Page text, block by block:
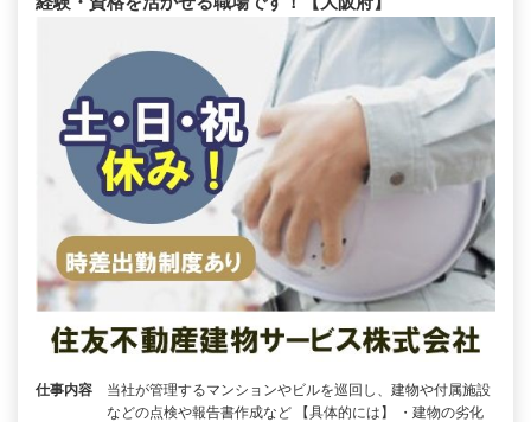
仕事内容
当社が管理するマンションやビルを巡回し、建物や付属施設
などの点検や報告書作成など 【具体的には】 ・建物の劣化